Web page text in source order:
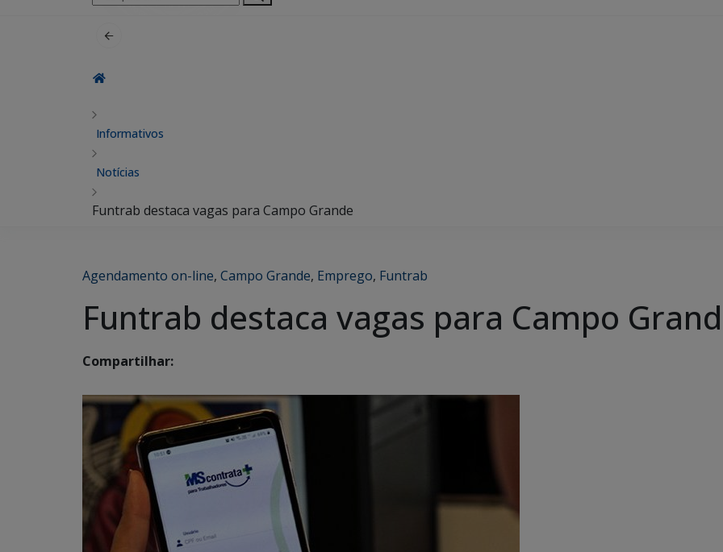
por:
Informativos
Notícias
Funtrab destaca vagas para Campo Grande
Agendamento on-line, Campo Grande, Emprego, Funtrab
Funtrab destaca vagas para Campo
Compartilhar: